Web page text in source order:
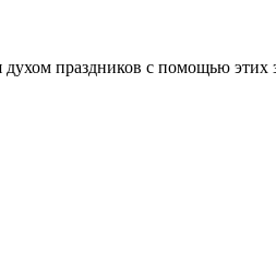
праздников с помощью